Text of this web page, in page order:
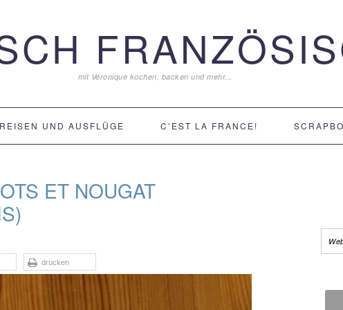
mit Véronique kochen, backen und mehr...
REISEN UND AUSFLÜGE C’EST LA FRANCE!
ET NOUGAT
drucken